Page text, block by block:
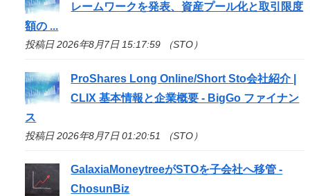
レームワークを発表、資産プール化と取引限度
額の ...
投稿日 2026年8月7日 15:17:59 （STO）
ProShares Long Online/ShortSto会社紹介 |
CLIX 基本情報と企業概要 - BigGo ファイナン
ス
投稿日 2026年8月7日 01:20:51 （STO）
GalaxiaMoneytreeがSTOを子会社へ移管 -
ChosunBiz